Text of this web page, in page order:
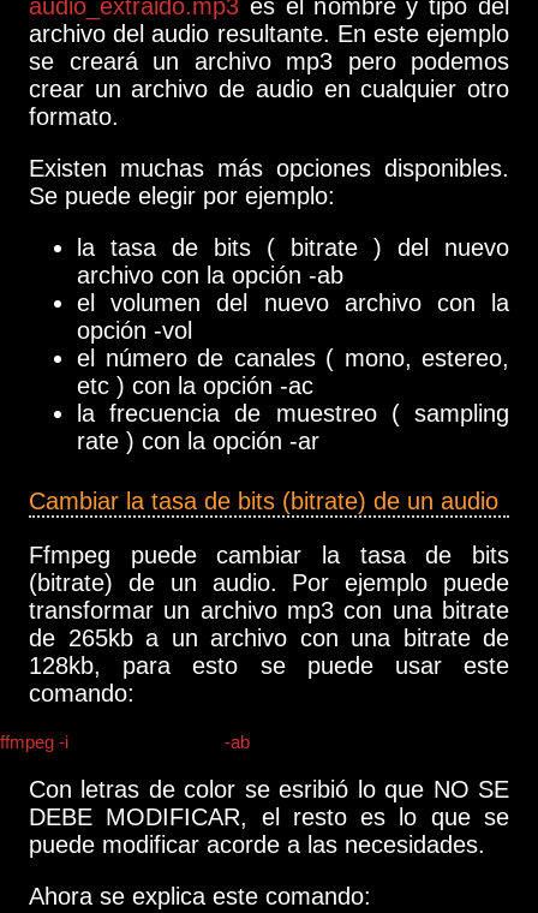
audio_extraido.mp3 es el nombre y tipo del
archivo del audio resultante. En este ejemplo
se creará un archivo mp3 pero podemos
crear un archivo de audio en cualquier otro
formato.
Existen muchas más opciones disponibles.
Se puede elegir por ejemplo:
la tasa de bits ( bitrate ) del nuevo
archivo con la opción -ab
el volumen del nuevo archivo con la
opción -vol
el número de canales ( mono, estereo,
etc ) con la opción -ac
la frecuencia de muestreo ( sampling
rate ) con la opción -ar
Cambiar la tasa de bits (bitrate) de un audio
Ffmpeg puede cambiar la tasa de bits
(bitrate) de un audio. Por ejemplo puede
transformar un archivo mp3 con una bitrate
de 265kb a un archivo con una bitrate de
128kb, para esto se puede usar este
comando:
ffmpeg -i -ab
Con letras de color se esribió lo que NO SE
DEBE MODIFICAR, el resto es lo que se
puede modificar acorde a las necesidades.
Ahora se explica este comando: